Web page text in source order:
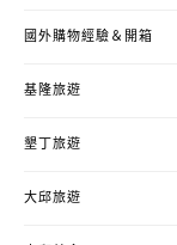
國外購物經驗＆開箱
基隆旅遊
墾丁旅遊
大邱旅遊